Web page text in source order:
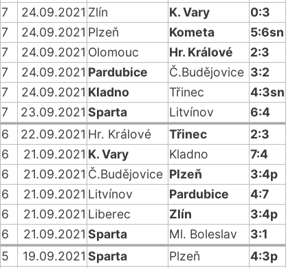
7
24.09.2021 Zlín K. Vary
0:3
7
24.09.2021 Plzeň Kometa
5:6sn
7
24.09.2021 Olomouc Hr. Králové
2:3
7
24.09.2021 Pardubice Č.Budějovice 3:2
7
24.09.2021 Kladno Třinec
4:3sn
7
23.09.2021 Sparta Litvínov
6:4
6
22.09.2021 Hr. Králové Třinec
2:3
6
21.09.2021 K. Vary Kladno
7:4
6
21.09.2021 Č.Budějovice Plzeň
3:4p
6
21.09.2021 Litvínov Pardubice
4:7
6
21.09.2021 Liberec Zlín
3:4p
6
21.09.2021 Sparta Ml. Boleslav
3:1
5
19.09.2021 Sparta Plzeň
4:3p